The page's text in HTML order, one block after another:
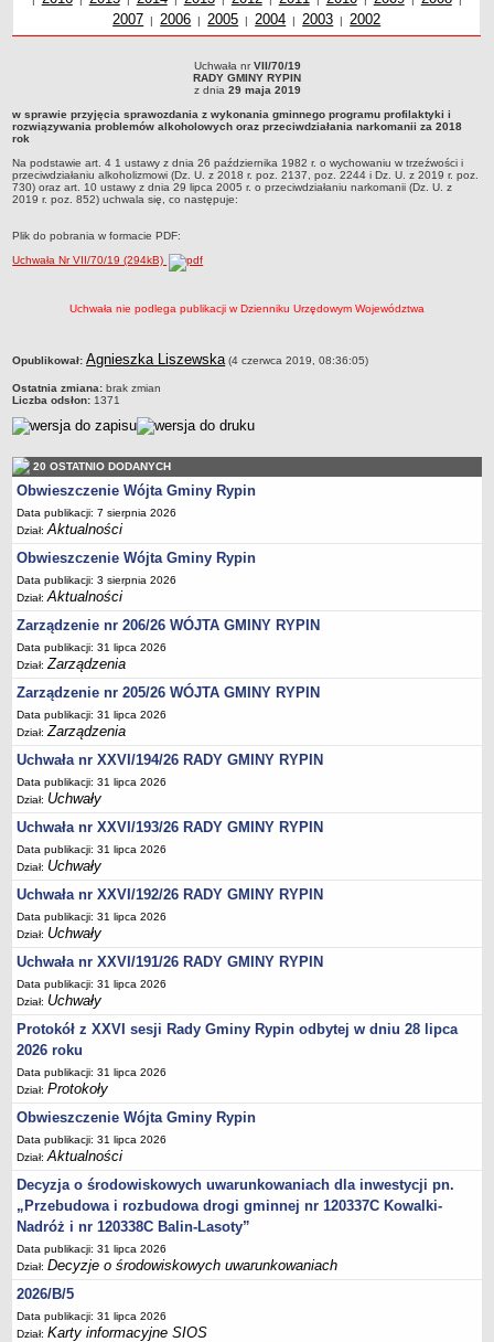
Dane statystyczne
Związki i stowarzyszenia
Realizacja zadań publicznych
Rejestr zbiorów danych osobowych
Rejestr instytucji kultury
RODO Klauzule informacyjne
URZĄD GMINY
Dane teleadresowe
Nr konta bankowego, NIP, REGON
Pracownicy urzędu - urząd gminy
Kompetencje referatów
Regulamin organizacyjny
Regulamin naboru na wolne stanowiska urzędnicze
Ogłoszenia o naborze na wolne stanowiska urzędnicze
Lista kandydatów spełniających wymagania formalne w naborach na
wolne stanowiska urzędnicze
Wyniki naboru na wolne stanowiska urzędnicze
Petycje
Sygnaliści
Galeria
Raporty o stanie dostępności
Wnioski
Struktura organizacyjna
Rada gminy
Wójt
Urząd gminy
Jednostki organizacyjne, GOPS, Instytucja kultury, OSP
Jednostki pomocnicze - sołectwa
Plan pracy komisji rewizyjnej
Sesje Rady Gminy Rypin
PRAWO LOKALNE
Statut
Strategia rozwoju
Uchwały
Protokoły
Imienne wykazy głosowań radnych
Postać dokumentów
Akty Prawne, Dzienniki Ustaw, Monitory Polskie
Prawo miejscowe
Zarządzenia
Studium uwarunkowań i kierunków zagospodarowania
2007 | Uchwały z roku
2006 | Uchwały z roku
2005 | Uchwały z roku
2004 | Uchwały z roku
2003 | Uchwały z roku
2002
Uchwała nr VII/70/19RADY GMINY RYPINz dnia 29 maja 2019w sprawie przyjęcia
sprawozdania z wykonania gminnego programu profilaktyki i rozwiązywania
podstawie art. 4 1 ustawy z dnia 26 października 1982 r. o wychowaniu w
trzeźwości i przeciwdziałaniu alkoholizmowi (Dz. U. z 2018 r. poz. 2137, poz. 2244 i
Dz. U. z 2019 r. poz. 730) oraz art. 10 ustawy z dnia 29 lipca 2005 r. o
przeciwdziałaniu narkomanii (Dz. U. z 2019 r. poz. 852) uchwala się, co następuje:
Uchwała nrVII/70/19
RADY GMINY RYPIN
z dnia 29 maja 2019
w sprawie przyjęcia sprawozdania z wykonania gminnego programu profilaktyki i
rozwiązywania problemów alkoholowych oraz przeciwdziałania narkomanii za 2018
rok
Na podstawie art. 4 1 ustawy z dnia 26 października 1982 r. o wychowaniu w trzeźwości i
przeciwdziałaniu alkoholizmowi (Dz. U. z 2018 r. poz. 2137, poz. 2244 i Dz. U. z 2019 r. poz.
730) oraz art. 10 ustawy z dnia 29 lipca 2005 r. o przeciwdziałaniu narkomanii (Dz. U. z
2019 r. poz. 852) uchwala się, co następuje:
Plik do pobrania w formacie PDF:
Uchwała Nr VII/70/19 (294kB)
Uchwała nie podlega publikacji w Dzienniku Urzędowym Województwa
Opublikował: Agnieszka Liszewska (4 czerwca 2019, 08:36:05)
Ostatnia zmiana: brak zmian
Liczba odsłon: 1371
20 OSTATNIO DODANYCH
Obwieszczenie Wójta Gminy Rypin
Data publikacji: 7 sierpnia 2026
Dział:Aktualności
Obwieszczenie Wójta Gminy Rypin
Data publikacji: 3 sierpnia 2026
Dział:Aktualności
Zarządzenie nr 206/26 WÓJTA GMINY RYPIN
Data publikacji: 31 lipca 2026
Dział:Zarządzenia
Zarządzenie nr 205/26 WÓJTA GMINY RYPIN
Data publikacji: 31 lipca 2026
Dział:Zarządzenia
Uchwała nr XXVI/194/26 RADY GMINY RYPIN
Data publikacji: 31 lipca 2026
Dział: Uchwały
Uchwała nr XXVI/193/26 RADY GMINY RYPIN
Data publikacji: 31 lipca 2026
Dział: Uchwały
Uchwała nr XXVI/192/26 RADY GMINY RYPIN
Data publikacji: 31 lipca 2026
Dział: Uchwały
Uchwała nr XXVI/191/26 RADY GMINY RYPIN
Data publikacji: 31 lipca 2026
Dział: Uchwały
Protokół z XXVI sesji Rady Gminy Rypin odbytej w dniu 28 lipca
2026 roku
Data publikacji: 31 lipca 2026
Dział:Protokoły
Obwieszczenie Wójta Gminy Rypin
Data publikacji: 31 lipca 2026
Dział:Aktualności
Decyzja o środowiskowych uwarunkowaniach dla inwestycji pn.
„Przebudowa i rozbudowa drogi gminnej nr 120337C Kowalki-
Nadróż i nr 120338C Balin-Lasoty”
Data publikacji: 31 lipca 2026
Dział:Decyzje o środowiskowych uwarunkowaniach
2026/B/5
Data publikacji: 31 lipca 2026
Dział:Karty informacyjne SIOS